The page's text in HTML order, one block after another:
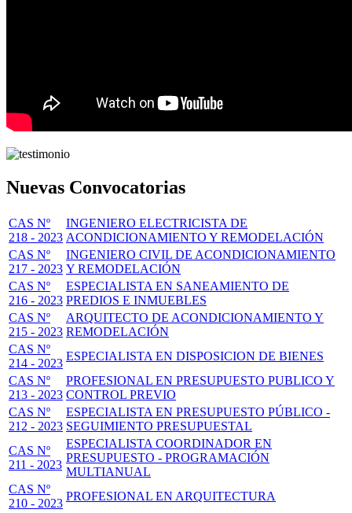
Nuevas Convocatorias
CAS Nº
218 - 2023
INGENIERO ELECTRICISTA DE
ACONDICIONAMIENTO Y REMODELACIÓN
CAS Nº
217 - 2023
INGENIERO CIVIL DE ACONDICIONAMIENTO
Y REMODELACIÓN
CAS Nº
216 - 2023
ESPECIALISTA EN SANEAMIENTO DE
PREDIOS E INMUEBLES
CAS Nº
215 - 2023
ARQUITECTO DE ACONDICIONAMIENTO Y
REMODELACIÓN
CAS Nº
214 - 2023
ESPECIALISTA EN DISPOSICION DE BIENES
CAS Nº
213 - 2023
PROFESIONAL EN PRESUPUESTO PUBLICO Y
CONTROL PREVIO
CAS Nº
212 - 2023
ESPECIALISTA EN PRESUPUESTO PÚBLICO -
SEGUIMIENTO PRESUPUESTAL
CAS Nº
211 - 2023
ESPECIALISTA COORDINADOR EN
PRESUPUESTO - PROGRAMACIÓN
MULTIANUAL
CAS Nº
210 - 2023
PROFESIONAL EN ARQUITECTURA